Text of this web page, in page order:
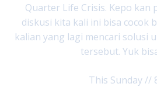
Quarter Life Crisis. Kepo kan
diskusi kita kali ini bisa cocok
kalian yang lagi mencari solusi
tersebut. Yuk
This Sunday //